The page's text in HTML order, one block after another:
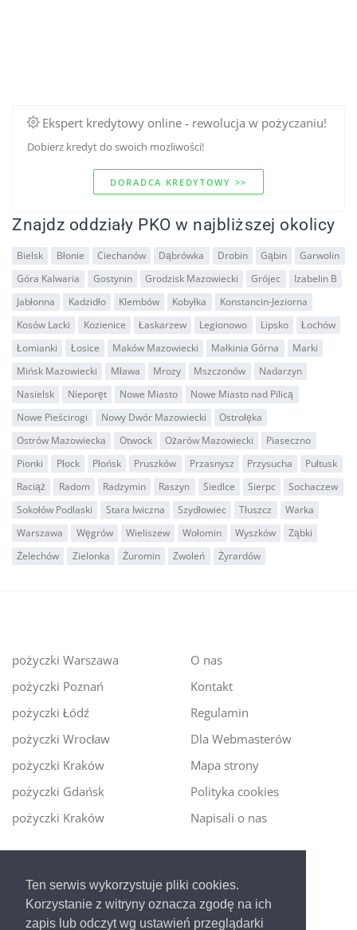
Ten serwis wykorzystuje pliki cookies.
Korzystanie z witryny oznacza zgodę na ich
zapis lub odczyt wg ustawień przeglądarki
Ekspert kredytowy online - rewolucja w pożyczaniu!
Dobierz kredyt do swoich mozliwości!
DORADCA KREDYTOWY >>
Znajdz oddziały PKO w najbliższej okolicy
Bielsk Błonie Ciechanów Dąbrówka Drobin Gąbin
Garwolin
Góra Kalwaria
Gostynin Grodzisk Mazowiecki Grójec
Izabelin B
Jabłonna
Kadzidło Klembów Kobyłka
Konstancin-Jeziorna
Kosów Lacki
Kozienice Łaskarzew Legionowo Lipsko
Łochów
Łomianki
Łosice Maków Mazowiecki Małkinia Górna
Marki
Mińsk Mazowiecki
Mława Mrozy Mszczonów
Nadarzyn
Nasielsk
Nieporęt Nowe Miasto
Nowe Miasto nad Pilicą
Nowe Pieścirogi
Nowy Dwór Mazowiecki
Ostrołęka
Ostrów Mazowiecka
Otwock Ożarów Mazowiecki
Piaseczno
Pionki
Płock Płońsk Pruszków Przasnysz Przysucha
Pułtusk
Raciąż
Radom Radzymin Raszyn Siedlce Sierpc
Sochaczew
Sokołów Podlaski
Stara Iwiczna Szydłowiec Tłuszcz
Warka
Warszawa
Węgrów Wieliszew Wołomin Wyszków
Ząbki
Żelechów
Zielonka Żuromin Zwoleń Żyrardów
pożyczki Warszawa
pożyczki Poznań
pożyczki Łódź
pożyczki Wrocław
pożyczki Kraków
pożyczki Gdańsk
pożyczki Kraków
O nas
Kontakt
Regulamin
Dla Webmasterów
Mapa strony
Polityka cookies
Napisali o nas
Ekspert kredytowy online- nowa era szybkiego i
bezpiecznego pożyczania!